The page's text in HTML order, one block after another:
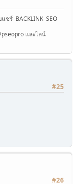
แชร์ BACKLINK SEO
และไลน์
#25
#26